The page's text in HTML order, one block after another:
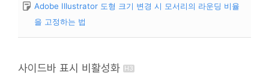
Adobe Illustrator 도형 크기 변경 시 모서리의 라운딩 비율
을 고정하는 법
사이드바 표시 비활성화